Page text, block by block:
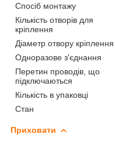
Спосіб монтажу
Кількість отворів для
кріплення
Діаметр отвору кріплення
Одноразове з'єднання
Перетин проводів, що
підключаються
Кількість в упаковці
Стан
Приховати